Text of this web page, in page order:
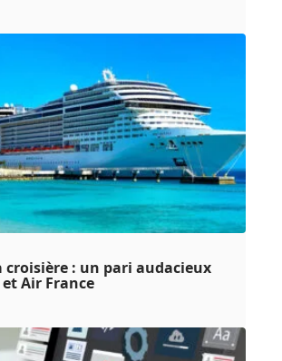
croisière : un pari audacieux
et Air France